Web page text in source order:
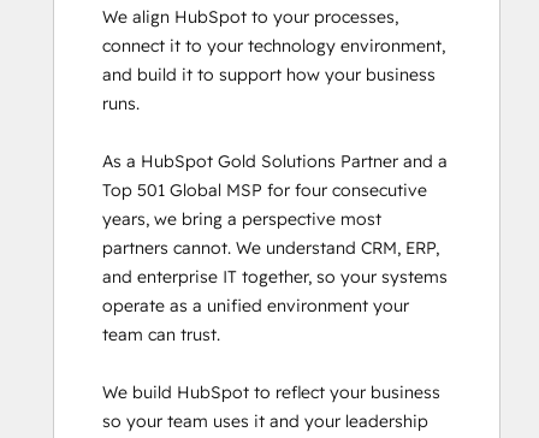
We align HubSpot to your processes,
connect it to your technology environment,
and build it to support how your business
runs.
As a HubSpot Gold Solutions Partner and a
Top 501 Global MSP for four consecutive
years, we bring a perspective most
partners cannot. We understand CRM, ERP,
and enterprise IT together, so your systems
operate as a unified environment your
team can trust.
We build HubSpot to reflect your business
so your team uses it and your leadership